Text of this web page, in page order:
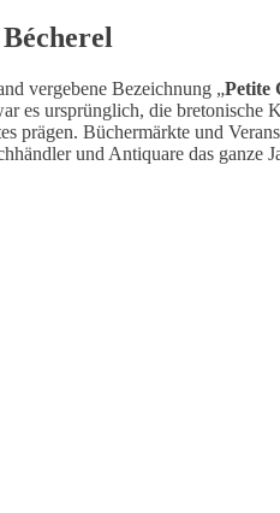
vergebene Bezeichnung „Petite
es ursprünglich, die bretonische
prägen. Büchermärkte und
und Antiquare das